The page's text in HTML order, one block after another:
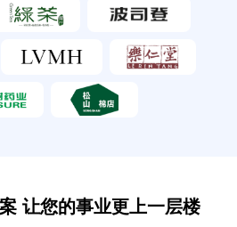
让您的事业更上一层楼